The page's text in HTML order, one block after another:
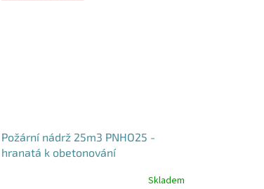
Požární nádrž 25m3 PNHO25 -
hranatá k obetonování
Skladem